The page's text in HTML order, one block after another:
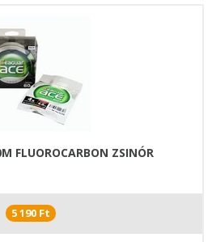
FLUOROCARBON ZSINÓR
5 190 Ft